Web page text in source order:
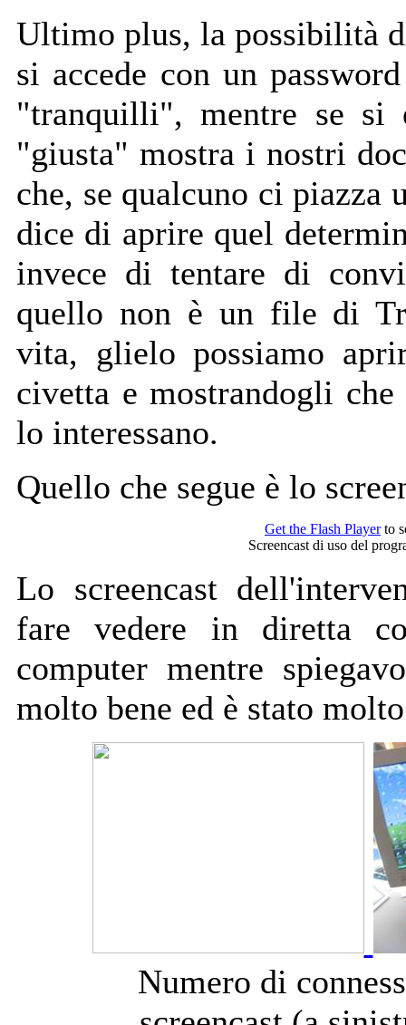
Ultimo plus, la possibilità
si accede con un
"tranquilli", mentre se si
"giusta" mostra i nostri
che, se qualcuno ci
dice di aprire quel
invece di tentare di
quello non è un file di
vita, glielo possiamo
civetta e mostrandogli
lo interessano.
Quello che segue è lo
Get the Flash Playerto
Screencast di uso del
Lo screencast
fare vedere in diretta
computer mentre
molto bene ed è stato
Numero di